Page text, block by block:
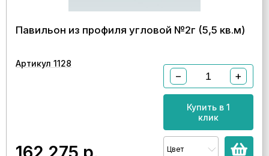
Павильон из профиля угловой №2г (5,5 кв.м)
Артикул 1128
− +
Купить в 1
клик
Цвет